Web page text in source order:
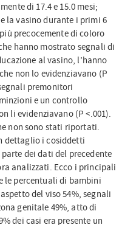
di 17.4 e 15.0 mesi;
la vasino durante i primi 6
precocemente di coloro
hanno mostrato segnali di
al vasino, l’hanno
non lo evidenziavano (P
premonitori
e un controllo
li evidenziavano (P <.001).
non sono stati riportati.
dettaglio i cosiddetti
dei dati del precedente
analizzati. Ecco i principali
le percentuali di bambini
del viso 54%, segnali
genitale 49%, atto di
dei casi era presente un